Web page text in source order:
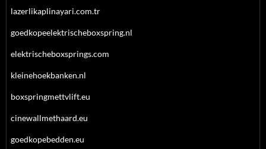
lazerlikaplinayari.com.tr
goedkopeelektrischeboxspring.nl
elektrischeboxsprings.com
kleinehoekbanken.nl
boxspringmettvlift.eu
cinewallmethaard.eu
goedkopebedden.eu